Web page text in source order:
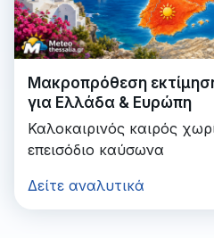
Μακροπρόθεση
για Ελλάδα & Ευρώπη
Καλοκαιρινός καιρός
επεισόδιο καύσωνα
Δείτε αναλυτικά